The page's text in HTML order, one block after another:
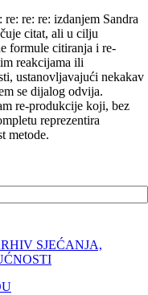
re: re: izdanjem Sandra
citat, ali u cilju
formule citiranja i re-
reakcijama ili
ustanovljavajući nekakav
se dijalog odvija.
re-produkcije koji, bez
reprezentira
metode.
SJEĆANJA,